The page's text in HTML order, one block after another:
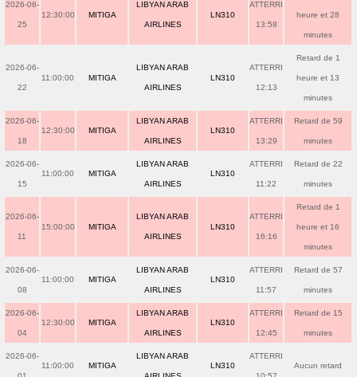
2026-06-
25
12:30:00 MITIGA
LIBYAN ARAB
AIRLINES
LN310
ATTERRI
13:58
heure et 28
minutes
2026-06-
22
11:00:00 MITIGA
LIBYAN ARAB
AIRLINES
LN310
ATTERRI
12:13
Retard de 1
heure et 13
minutes
2026-06-
18
12:30:00 MITIGA
LIBYAN ARAB
AIRLINES
LN310
ATTERRI
13:29
Retard de 59
minutes
2026-06-
15
11:00:00 MITIGA
LIBYAN ARAB
AIRLINES
LN310
ATTERRI
11:22
Retard de 22
minutes
2026-06-
11
15:00:00 MITIGA
LIBYAN ARAB
AIRLINES
LN310
ATTERRI
16:16
Retard de 1
heure et 16
minutes
2026-06-
08
11:00:00 MITIGA
LIBYAN ARAB
AIRLINES
LN310
ATTERRI
11:57
Retard de 57
minutes
2026-06-
04
12:30:00 MITIGA
LIBYAN ARAB
AIRLINES
LN310
ATTERRI
12:45
Retard de 15
minutes
2026-06-
11:00:00 MITIGA
LIBYAN ARAB
LN310
ATTERRI
Aucun retard